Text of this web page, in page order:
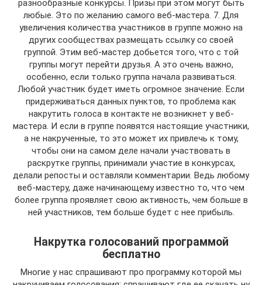
разнообразные конкурсы. Призы при этом могут быть
любые. Это по желанию самого веб-мастера. 7. Для
увеличения количества участников в группе можно на
других сообществах размещать ссылку со своей
группой. Этим веб-мастер добьется того, что с той
группы могут перейти друзья. А это очень важно,
особенно, если только группа начала развиваться.
Любой участник будет иметь огромное значение. Если
придерживаться данных пунктов, то проблема как
накрутить голоса в контакте не возникнет у веб-
мастера. И если в группе появятся настоящие участники,
а не накрученные, то это может их привлечь к тому,
чтобы они на самом деле начали участвовать в
раскрутке группы, принимали участие в конкурсах,
делали репосты и оставляли комментарии. Ведь любому
веб-мастеру, даже начинающему известно то, что чем
более группа проявляет свою активность, чем больше в
ней участников, тем больше будет с нее прибыль.
Накрутка голосований программой
бесплатно
Многие у нас спрашивают про программу которой мы